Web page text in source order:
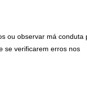
ou observar má conduta
se verificarem erros nos